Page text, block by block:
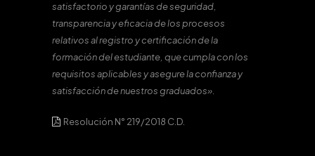
satisfactorio y garantías de seguridad,
transparencia y eficacia de los procesos
relativos al registro y certificación de la
formación del estudiante, que cumpla con los
requisitos aplicables y asegure la confianza y
satisfacción de nuestros graduados».
Resolución N° 219/2018 C.D.